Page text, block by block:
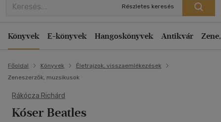
Részletes keresés
Könyvek E-könyvek Hangoskönyvek Antikvár
Főoldal Könyvek
Életrajzok, visszaemlékezések
Zeneszerzők, muzsikusok
Rákócza Richárd
Kóser Beatles